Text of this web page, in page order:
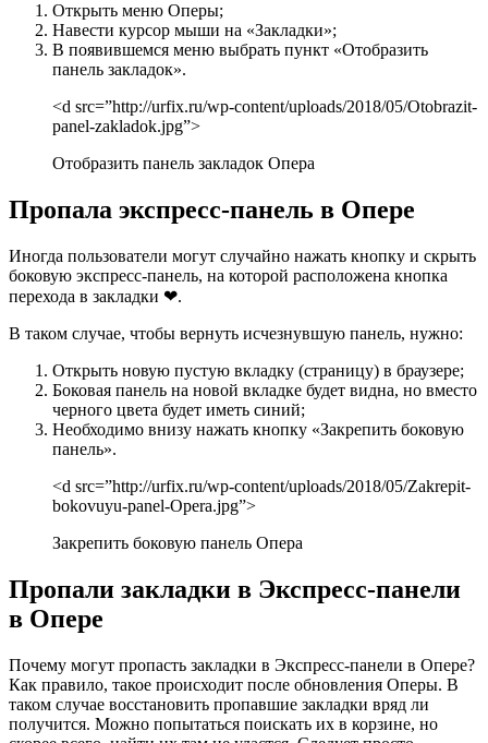
Открыть меню Оперы;
Навести курсор мыши на «Закладки»;
В появившемся меню выбрать пункт «Отобразить
панель закладок».
<d src=”http://urfix.ru/wp-content/uploads/2018/05/Otobrazit-
panel-zakladok.jpg”>
Отобразить панель закладок Опера
Пропала экспресс-панель в Опере
Иногда пользователи могут случайно нажать кнопку и скрыть
боковую экспресс-панель, на которой расположена кнопка
перехода в закладки ❤.
В таком случае, чтобы вернуть исчезнувшую панель, нужно:
Открыть новую пустую вкладку (страницу) в браузере;
Боковая панель на новой вкладке будет видна, но вместо
черного цвета будет иметь синий;
Необходимо внизу нажать кнопку «Закрепить боковую
панель».
<d src=”http://urfix.ru/wp-content/uploads/2018/05/Zakrepit-
bokovuyu-panel-Opera.jpg”>
Закрепить боковую панель Опера
Пропали закладки в Экспресс-панели
в Опере
Почему могут пропасть закладки в Экспресс-панели в Опере?
Как правило, такое происходит после обновления Оперы. В
таком случае восстановить пропавшие закладки вряд ли
получится. Можно попытаться поискать их в корзине, но